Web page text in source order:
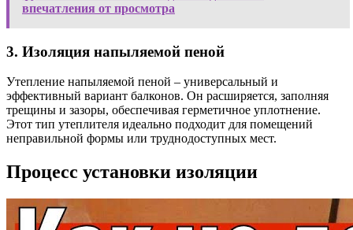
впечатления от просмотра
3. Изоляция напыляемой пеной
Утепление напыляемой пеной – универсальный и
эффективный вариант балконов. Он расширяется, заполняя
трещины и зазоры, обеспечивая герметичное уплотнение.
Этот тип утеплителя идеально подходит для помещений
неправильной формы или труднодоступных мест.
Процесс установки изоляции